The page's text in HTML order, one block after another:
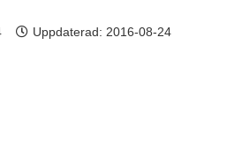
Uppdaterad: 2016-08-24